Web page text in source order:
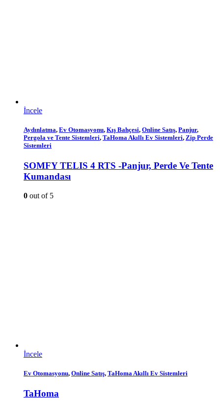
İncele
Aydınlatma, Ev Otomasyonu, Kış Bahçesi, Online Satış, Panjur,
Pergola ve Tente Sistemleri, TaHoma Akıllı Ev Sistemleri, Zip Perde
Sistemleri
SOMFY TELIS 4 RTS -Panjur, Perde Ve Tente
Kumandası
0 out of 5
İncele
Ev Otomasyonu, Online Satış, TaHoma Akıllı Ev Sistemleri
TaHoma